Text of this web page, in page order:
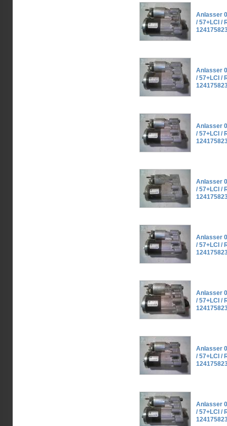
Anlasser
/ 57+LCI /
Anlasser
/ 57+LCI /
Anlasser
/ 57+LCI /
Anlasser
/ 57+LCI /
Anlasser
/ 57+LCI /
Anlasser
/ 57+LCI /
Anlasser
/ 57+LCI /
Anlasser
/ 57+LCI /